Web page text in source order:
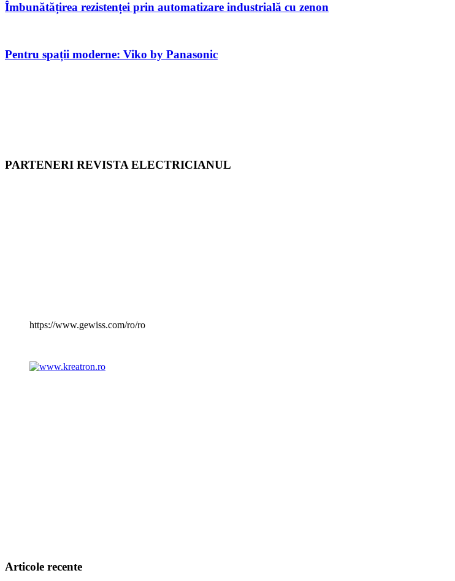
Îmbunătățirea rezistenței prin automatizare industrială cu zenon
Pentru spații moderne: Viko by Panasonic
PARTENERI REVISTA ELECTRICIANUL
https://www.gewiss.com/ro/ro
Articole recente